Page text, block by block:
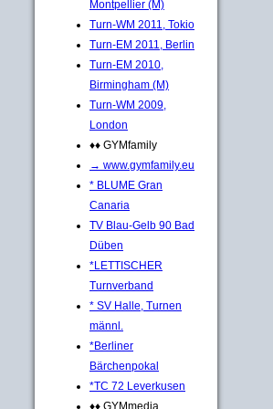
Montpellier (M)
Turn-WM 2011, Tokio
Turn-EM 2011, Berlin
Turn-EM 2010,
Birmingham (M)
Turn-WM 2009,
London
♦♦ GYMfamily
→ www.gymfamily.eu
* BLUME Gran
Canaria
TV Blau-Gelb 90 Bad
Düben
*LETTISCHER
Turnverband
* SV Halle, Turnen
männl.
*Berliner
Bärchenpokal
*TC 72 Leverkusen
♦♦ GYMmedia